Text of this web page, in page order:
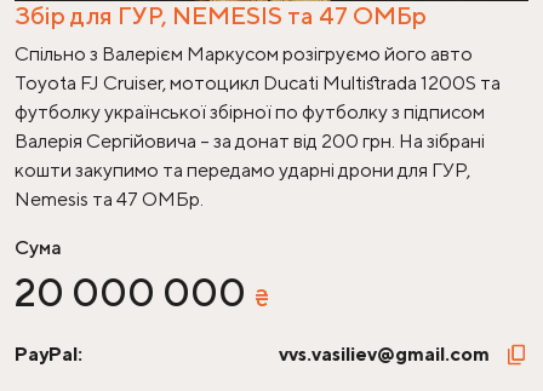
Збір для ГУР, NEMESIS та 47 ОМБр
Спільно з Валерієм Маркусом розігруємо його авто
Toyota FJ Cruiser, мотоцикл Ducati Multistrada 1200S та
футболку української збірної по футболку з підписом
Валерія Сергійовича – за донат від 200 грн. На зібрані
кошти закупимо та передамо ударні дрони для ГУР,
Nemesis та 47 ОМБр.
Сума
20 000 000 ₴
PayPal: vvs.vasiliev@gmail.com